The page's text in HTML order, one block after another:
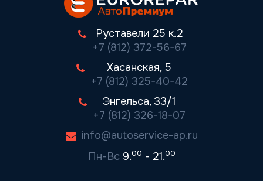
Руставели 25 к.2
+7 (812) 372-56-67
Хасанская, 5
+7 (812) 325-40-42
Энгельса, 33/1
+7 (812) 326-18-07
info@autoservice-ap.ru
Пн-Вс 9.00 - 21.00